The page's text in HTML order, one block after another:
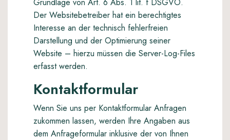
Der Websitebetreiber hat ein berechtigtes
Interesse an der technisch fehlerfreien
Darstellung und der Optimierung seiner
Website – hierzu müssen die Server-Log-Files
erfasst werden.
Kontaktformular
Wenn Sie uns per Kontaktformular Anfragen
zukommen lassen, werden Ihre Angaben aus
dem Anfrageformular inklusive der von Ihnen